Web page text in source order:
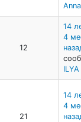
12
14
4
21
14
4